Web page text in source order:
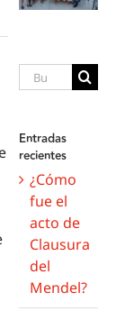
Buscar:
Entradas
recientes
¿Cómo
fue el
acto de
Clausura
del
Mendel?